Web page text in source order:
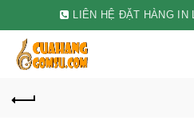
LIÊN HỆ ĐẶT HÀNG IN